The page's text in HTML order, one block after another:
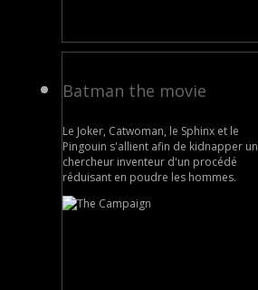
Batman the movie
Le Joker, Catwoman, le Sphinx et le
Pingouin s'allient afin de kidnapper un
chercheur inventeur d'un procédé
réduisant en poudre les hommes.